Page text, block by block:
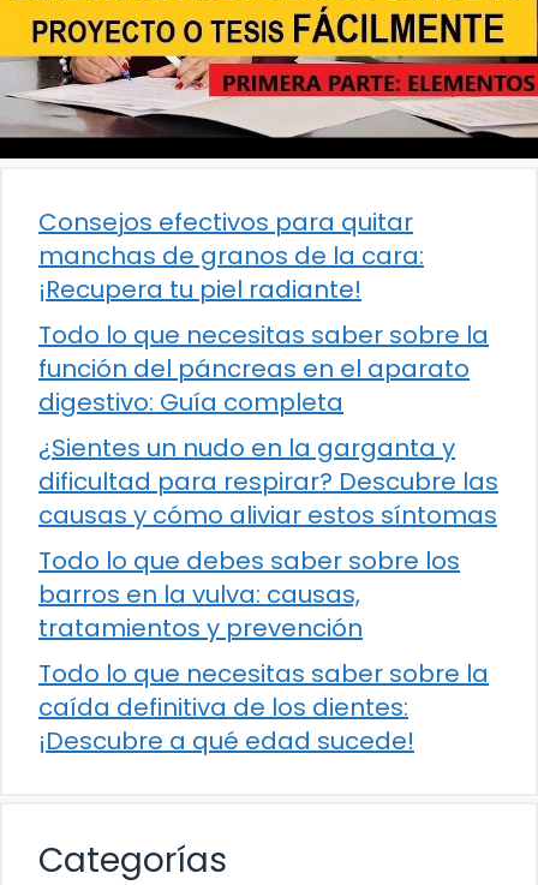
Consejos efectivos para quitar
manchas de granos de la cara:
¡Recupera tu piel radiante!
Todo lo que necesitas saber sobre la
función del páncreas en el aparato
digestivo: Guía completa
¿Sientes un nudo en la garganta y
dificultad para respirar? Descubre las
causas y cómo aliviar estos síntomas
Todo lo que debes saber sobre los
barros en la vulva: causas,
tratamientos y prevención
Todo lo que necesitas saber sobre la
caída definitiva de los dientes:
¡Descubre a qué edad sucede!
Categorías